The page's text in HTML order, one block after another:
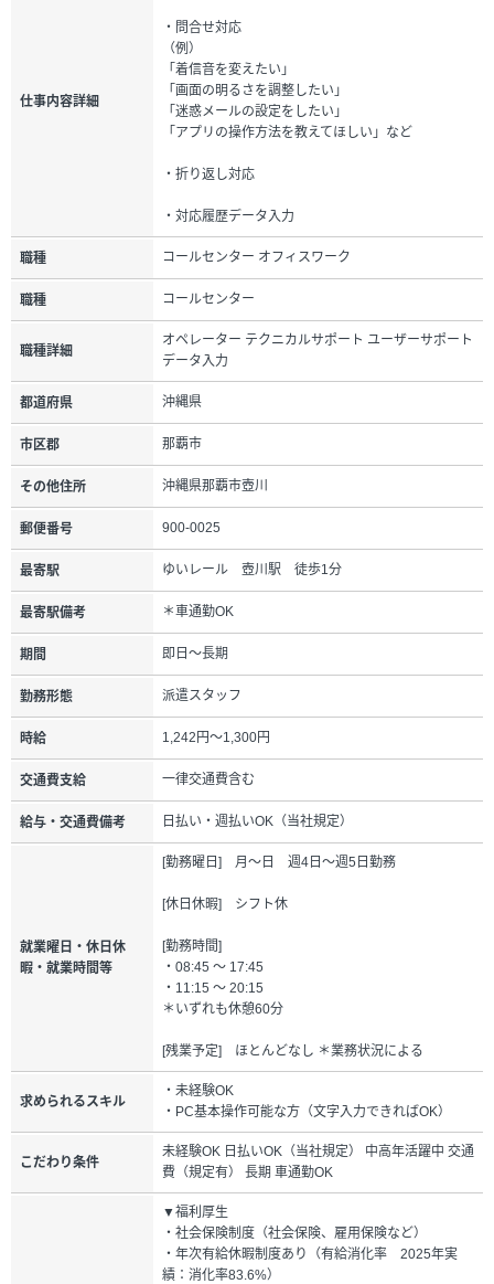
仕事内容詳細
・問合せ対応
（例）
「着信音を変えたい」
「画面の明るさを調整したい」
「迷惑メールの設定をしたい」
「アプリの操作方法を教えてほしい」など
・折り返し対応
・対応履歴データ入力
職種 コールセンター オフィスワーク
職種 コールセンター
職種詳細
オペレーター テクニカルサポート ユーザーサポート
データ入力
都道府県 沖縄県
市区郡 那覇市
その他住所 沖縄県那覇市壺川
郵便番号 900-0025
最寄駅 ゆいレール 壺川駅 徒歩1分
最寄駅備考 ＊車通勤OK
期間 即日～長期
勤務形態 派遣スタッフ
時給 1,242円～1,300円
交通費支給 一律交通費含む
給与・交通費備考 日払い・週払いOK（当社規定）
就業曜日・休日休
暇・就業時間等
[勤務曜日] 月～日 週4日～週5日勤務
[休日休暇] シフト休
[勤務時間]
・08:45 ～ 17:45
・11:15 ～ 20:15
＊いずれも休憩60分
[残業予定] ほとんどなし ＊業務状況による
求められるスキル
・未経験OK
・PC基本操作可能な方（文字入力できればOK）
こだわり条件
未経験OK 日払いOK（当社規定） 中高年活躍中 交通
費（規定有） 長期 車通勤OK
▼福利厚生
・社会保険制度（社会保険、雇用保険など）
・年次有給休暇制度あり（有給消化率 2025年実
績：消化率83.6%）